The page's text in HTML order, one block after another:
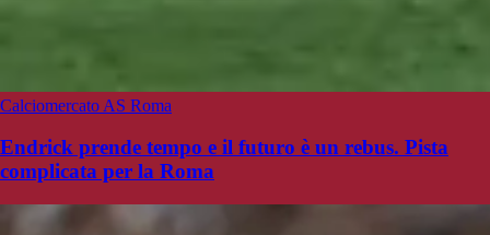
Calciomercato AS Roma
Endrick prende tempo e il futuro è un rebus. Pista
complicata per la Roma